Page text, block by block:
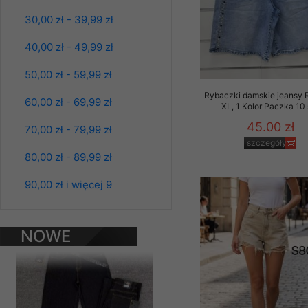
30,00 zł - 39,99 zł
40,00 zł - 49,99 zł
50,00 zł - 59,99 zł
60,00 zł - 69,99 zł
70,00 zł - 79,99 zł
80,00 zł - 89,99 zł
90,00 zł i więcej 9
NOWE
PRODUKTY
61.00 zł
Rybaczki damskie jeansy
XL, 1 Kolor Paczka 10
45.00 zł
szczegóły
Materiały
szczególności
zawierającego
naszym Sklepie.
Wszelkie pytania,
osobowych prosimy